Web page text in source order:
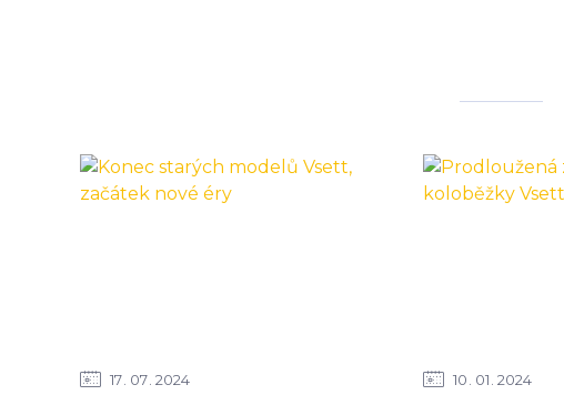
17 07 2024 10 01 2024